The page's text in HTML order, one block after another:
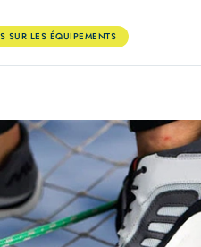
SUR LES ÉQUIPEMENTS